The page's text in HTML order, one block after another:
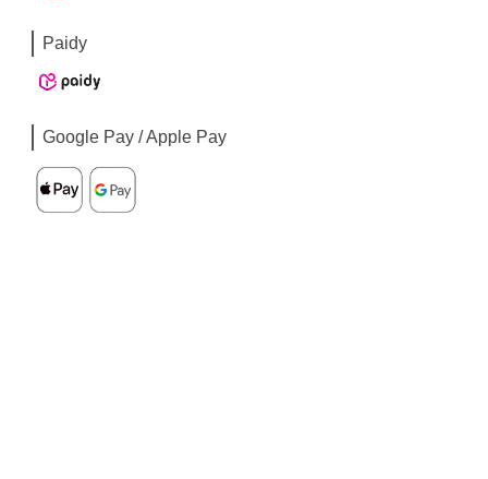
Paidy
Google Pay / Apple Pay